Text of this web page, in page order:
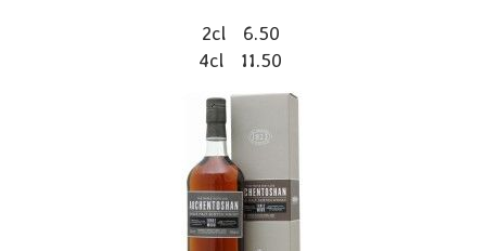
2cl 6.50
4cl 11.50